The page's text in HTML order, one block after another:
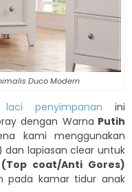
Duco Modern
penyimpanan ini
dengan Warna Putih
kami menggunakan
dan lapiasan clear untuk
(Top coat/Anti Gores)
pada kamar tidur anak